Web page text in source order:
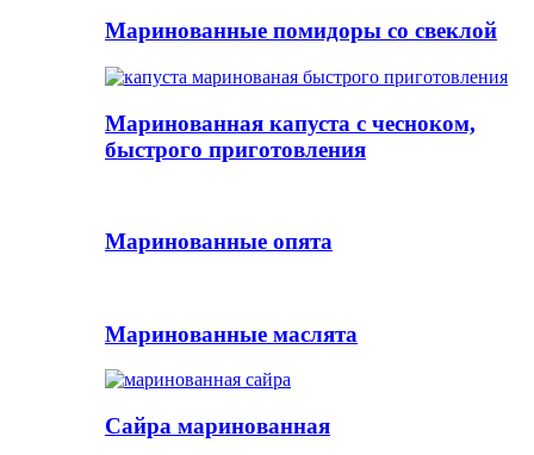
Маринованные помидоры со свеклой
Маринованная капуста с чесноком,
быстрого приготовления
Маринованные опята
Маринованные маслята
Сайра маринованная